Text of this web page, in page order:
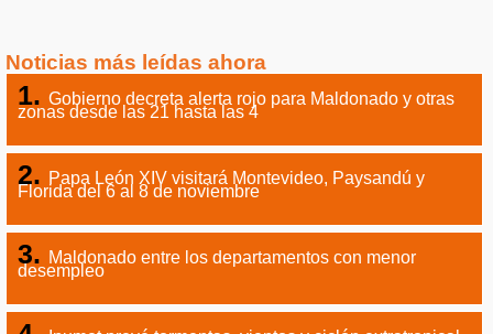
Noticias más leídas ahora
Gobierno decreta alerta rojo para Maldonado y otras
zonas desde las 21 hasta las 4
Papa León XIV visitará Montevideo, Paysandú y
Florida del 6 al 8 de noviembre
Maldonado entre los departamentos con menor
desempleo